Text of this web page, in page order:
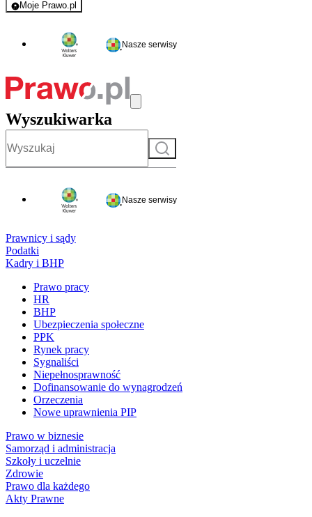
Moje Prawo.pl
- rejestracja i logowanie do serwisu
Nasze serwisy
Wyszukiwarka
Szukaj
Nasze serwisy
Prawnicy i sądy
Podatki
Kadry i BHP
Prawo pracy
HR
BHP
Ubezpieczenia społeczne
PPK
Rynek pracy
Sygnaliści
Niepełnosprawność
Dofinansowanie do wynagrodzeń
Orzeczenia
Nowe uprawnienia PIP
Prawo w biznesie
Samorząd i administracja
Szkoły i uczelnie
Zdrowie
Prawo dla każdego
Akty Prawne